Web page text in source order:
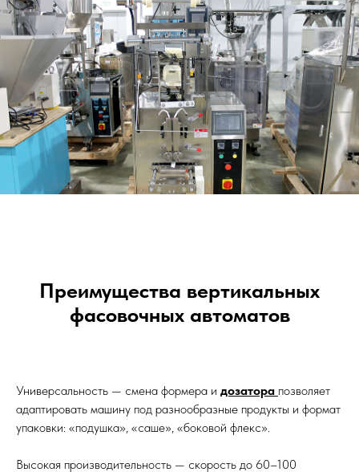
Преимущества вертикальных
фасовочных автоматов
Универсальность — смена формера и дозатора позволяет
адаптировать машину под разнообразные продукты и формат
упаковки: «подушка», «саше», «боковой флекс».
Высокая производительность — скорость до 60–100